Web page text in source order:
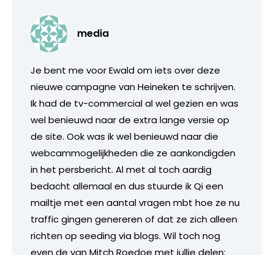
media
Je bent me voor Ewald om iets over deze
nieuwe campagne van Heineken te schrijven.
Ik had de tv-commercial al wel gezien en was
wel benieuwd naar de extra lange versie op
de site. Ook was ik wel benieuwd naar die
webcammogelijkheden die ze aankondigden
in het persbericht. Al met al toch aardig
bedacht allemaal en dus stuurde ik Qi een
mailtje met een aantal vragen mbt hoe ze nu
traffic gingen genereren of dat ze zich alleen
richten op seeding via blogs. Wil toch nog
even de van Mitch Roedoe met jullie delen: